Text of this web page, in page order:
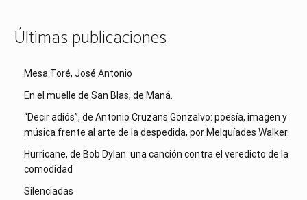
Últimas publicaciones
Mesa Toré, José Antonio
En el muelle de San Blas, de Maná.
“Decir adiós”, de Antonio Cruzans Gonzalvo: poesía, imagen y
música frente al arte de la despedida, por Melquíades Walker.
Hurricane, de Bob Dylan: una canción contra el veredicto de la
comodidad
Silenciadas